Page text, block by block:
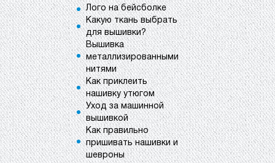
Лого на бейсболке
Какую ткань выбрать
для вышивки?
Вышивка
металлизированными
нитями
Как приклеить
нашивку утюгом
Уход за машинной
вышивкой
Как правильно
пришивать нашивки и
шевроны